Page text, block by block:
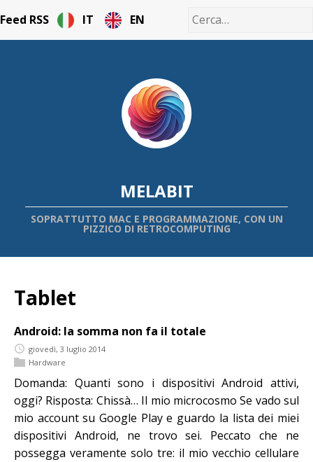
Feed RSS IT EN
MELABIT
SOPRATTUTTO MAC E PROGRAMMAZIONE, CON UN
PIZZICO DI RETROCOMPUTING
Tablet
Android: la somma non fa il totale
giovedì, 3 luglio 2014
Hardware
Domanda: Quanti sono i dispositivi Android attivi,
oggi? Risposta: Chissà… Il mio microcosmo Se vado sul
mio account su Google Play e guardo la lista dei miei
dispositivi Android, ne trovo sei. Peccato che ne
possegga veramente solo tre: il mio vecchio cellulare